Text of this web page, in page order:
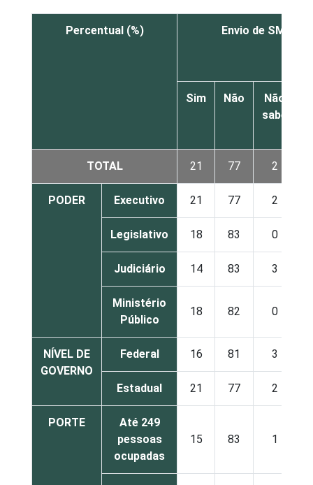
Percentual (%) Envio de SMS
Sim Não
Não
sabe
TOTAL 21 77 2
PODER Executivo 21 77 2
Legislativo 18 83 0
Judiciário 14 83 3
Ministério
Público
18 82 0
NÍVEL DE
GOVERNO
Federal 16 81 3
Estadual 21 77 2
PORTE
Até 249
pessoas
ocupadas
15 83 1